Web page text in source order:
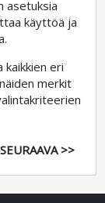
asetuksia
käyttöä ja
kaikkien eri
merkit
SEURAAVA >>